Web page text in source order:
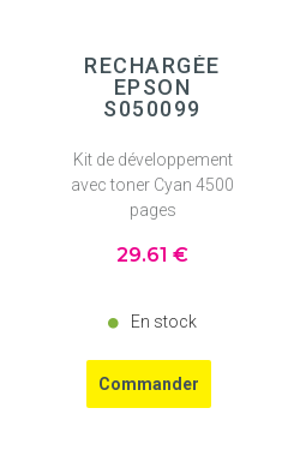
RECHARGÉE
EPSON
S050099
Kit de développement
avec toner Cyan 4500
pages
29.61 €
En stock